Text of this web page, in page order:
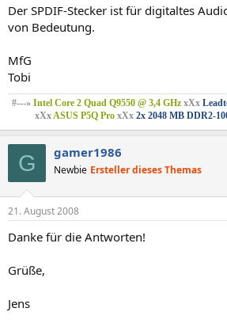
Der SPDIF-Stecker ist für digitaltes
von Bedeutung.
MfG
Tobi
#---» Intel Core 2 Quad Q9550 @ 3,4 GHz xXx
xXxASUS P5Q Pro xXx 2x 2048 MB DDR2-
G gamer1986
Newbie Ersteller dieses Themas
21. August 2008
Danke für die Antworten!
Grüße,
Jens